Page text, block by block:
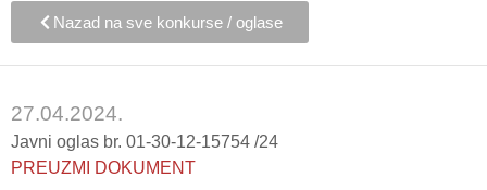
Nazad na sve konkurse / oglase
27.04.2024.
Javni oglas br. 01-30-12-15754 /24
PREUZMI DOKUMENT